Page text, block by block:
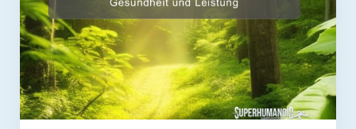
Freeletics
Kurs
Coaching